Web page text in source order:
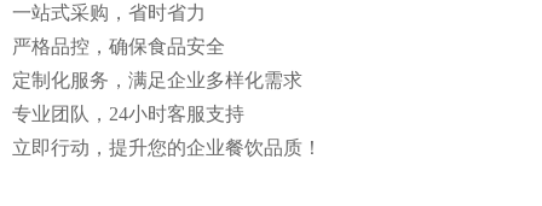
一站式采购，省时省力
严格品控，确保食品安全
定制化服务，满足企业多样化需求
专业团队，24小时客服支持
立即行动，提升您的企业餐饮品质！